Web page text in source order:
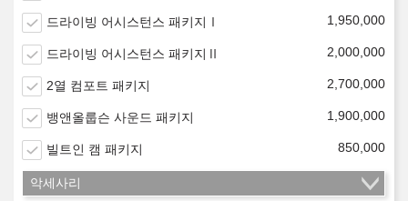
드라이빙 어시스턴스 패키지Ⅰ 1,950,000
드라이빙 어시스턴스 패키지Ⅱ 2,000,000
2열 컴포트 패키지 2,700,000
뱅앤올룹슨 사운드 패키지 1,900,000
빌트인 캠 패키지 850,000
악세사리